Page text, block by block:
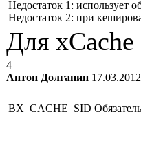
Недостаток 1: использует
Недостаток 2: при
Для xCache
4
Антон Долганин
BX_CACHE_SID